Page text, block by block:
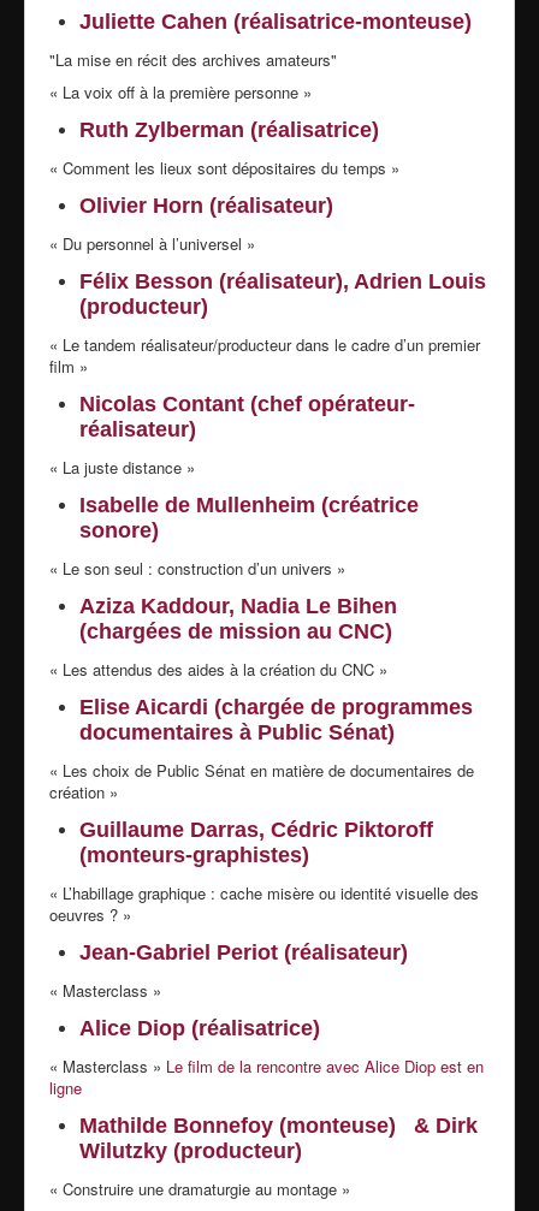
Juliette Cahen (réalisatrice-monteuse)
"La mise en récit des archives amateurs"
« La voix off à la première personne »
Ruth Zylberman (réalisatrice)
« Comment les lieux sont dépositaires du temps »
Olivier Horn (réalisateur)
« Du personnel à l’universel »
Félix Besson (réalisateur), Adrien Louis
(producteur)
« Le tandem réalisateur/producteur dans le cadre d’un premier
film »
Nicolas Contant (chef opérateur-
réalisateur)
« La juste distance »
Isabelle de Mullenheim (créatrice
sonore)
« Le son seul : construction d’un univers »
Aziza Kaddour, Nadia Le Bihen
(chargées de mission au CNC)
« Les attendus des aides à la création du CNC »
Elise Aicardi (chargée de programmes
documentaires à Public Sénat)
« Les choix de Public Sénat en matière de documentaires de
création »
Guillaume Darras, Cédric Piktoroff
(monteurs-graphistes)
« L’habillage graphique : cache misère ou identité visuelle des
oeuvres ? »
Jean-Gabriel Periot (réalisateur)
« Masterclass »
Alice Diop (réalisatrice)
« Masterclass » Le film de la rencontre avec Alice Diop est en
ligne
Mathilde Bonnefoy (monteuse) & Dirk
Wilutzky (producteur)
« Construire une dramaturgie au montage »